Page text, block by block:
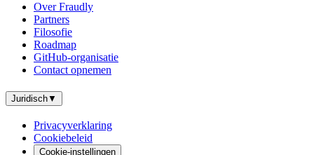
Over Fraudly
Partners
Filosofie
Roadmap
GitHub-organisatie
Contact opnemen
Juridisch▼
Privacyverklaring
Cookiebeleid
Cookie-instellingen